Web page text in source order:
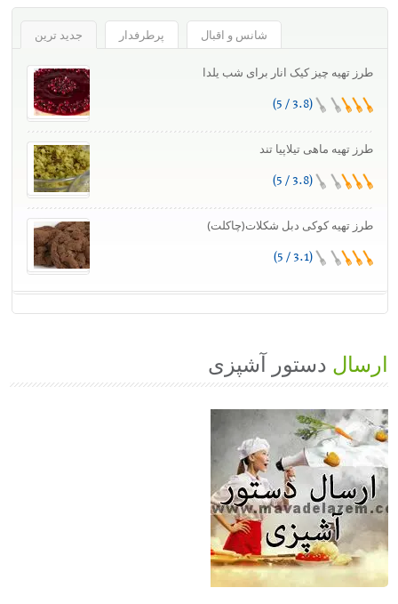
جدید ترین پرطرفدار شانس و اقبال
طرز تهیه چیز کیک انار برای شب یلدا
(3.8 / 5)
طرز تهیه ماهی تیلاپیا تند
(3.8 / 5)
طرز تهیه کوکی دبل شکلات(چاکلت)
(3.1 / 5)
ارسال دستور آشپزی